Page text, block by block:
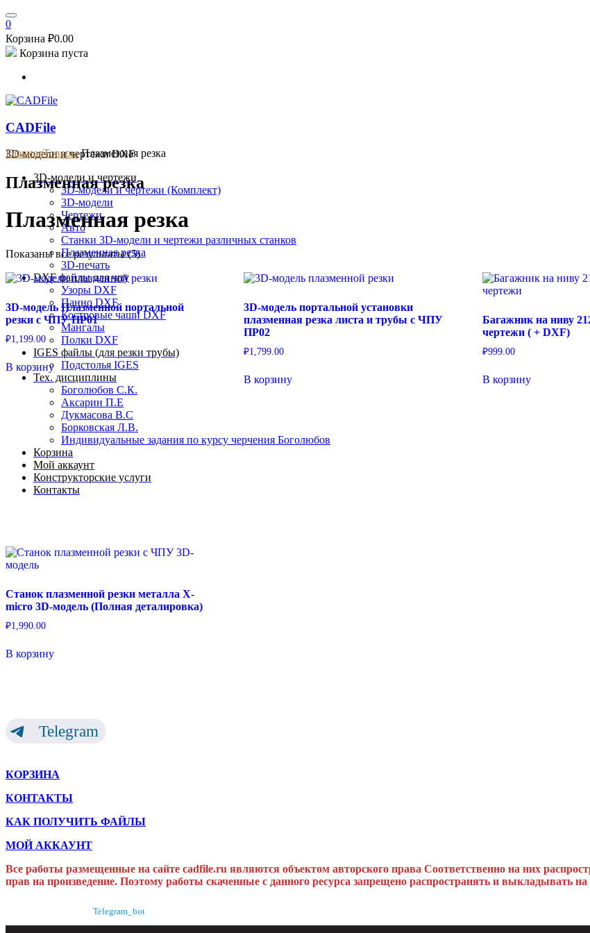
0
Корзина ₽0.00
Корзина пуста
CADFile
3D-модели и чертежи DXF
3D-модели и чертежи
3D-модели и чертежи (Комплект)
3D-модели
Чертежи
Авто
Станки 3D-модели и чертежи различных станков
Плазменная резка
3D-печать
DXF файлы для чпу
Узоры DXF
Панно DXF
Костровые чаши DXF
Мангалы
Полки DXF
IGES файлы (для резки трубы)
Подстолья IGES
Тех. дисциплины
Боголюбов С.К.
Аксарин П.Е
Дукмасова В.С
Борковская Л.В.
Индивидуальные задания по курсу черчения Боголюбов
Корзина
Мой аккаунт
Конструкторские услуги
Контакты
ГлавнаяТоварыПлазменная резка
Плазменная резка
Плазменная резка
Показаны все результаты (5)
3D-модель Плазменной портальной
резки с ЧПУ ПР01
₽1,199.00
В корзину
3D-модель портальной установки
плазменная резка листа и трубы с ЧПУ
ПР02
₽1,799.00
В корзину
Багажник на ниву
чертежи ( + DXF)
₽999.00
В корзину
Станок плазменной резки металла X-
micro 3D-модель (Полная деталировка)
₽1,990.00
В корзину
Telegram
КОРЗИНА
КОНТАКТЫ
КАК ПОЛУЧИТЬ ФАЙЛЫ
МОЙ АККАУНТ
Все работы размещенные на сайте cadfile.ru являются объектом авторского права Соответственно на них
прав на произведение. Поэтому работы скаченные с данного ресурса запрещено распространять и выкладывать
Telegram_bot